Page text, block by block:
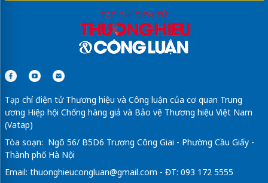
Tạp chí điện tử Thương hiệu và Công luận của cơ quan Trung
ương Hiệp hội Chống hàng giả và Bảo vệ Thương hiệu Việt Nam
(Vatap)
Tòa soạn: Ngõ 56/ B5D6 Trương Công Giai - Phường Cầu Giấy -
Thành phố Hà Nội
Email: thuonghieucongluan@gmail.com - ĐT: 093 172 5555